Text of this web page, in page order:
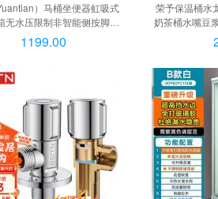
）马桶坐便器虹吸式
无水压限制非智能侧按脚踢
坐便 Q13【脚踢侧按+无水
250/300/350/400【下单备
1199.00
荣予保温桶水
奶茶桶水嘴豆
款水